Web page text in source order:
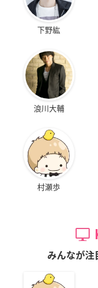
下野紘
浪川大輔
村瀬歩
みんなが注